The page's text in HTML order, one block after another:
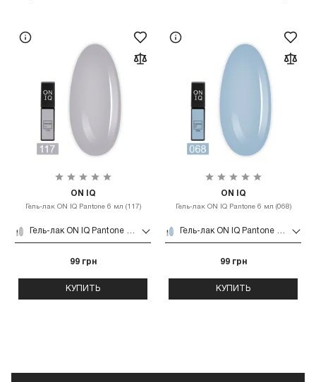
ON IQ
Гель-лак ON IQ Pantone 6 мл (117)
Гель-лак ON IQ Pantone 6 мл (117)
99 грн
КУПИТЬ
ON IQ
Гель-лак ON IQ Pantone 6 мл (068)
Гель-лак ON IQ Pantone 6 мл (068)
99 грн
КУПИТЬ